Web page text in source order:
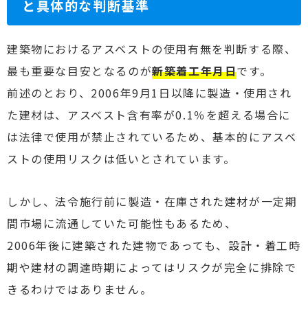
と具体的な判断基準
建築物におけるアスベストの使用有無を判断する際、
最も重要な目安となるのが新築着工年月日です。
前述のとおり、2006年9月1日以降に製造・使用され
た建材は、アスベスト含有率が0.1％を超える場合に
は法律で使用が禁止されているため、基本的にアスベ
ストの使用リスクは低いとされています。
しかし、法令施行前に製造・在庫された建材が一定期
間市場に流通していた可能性もあるため、
2006年後に建築された建物であっても、設計・着工時
期や建材の調達時期によってはリスクが完全に排除で
きるわけではありません。